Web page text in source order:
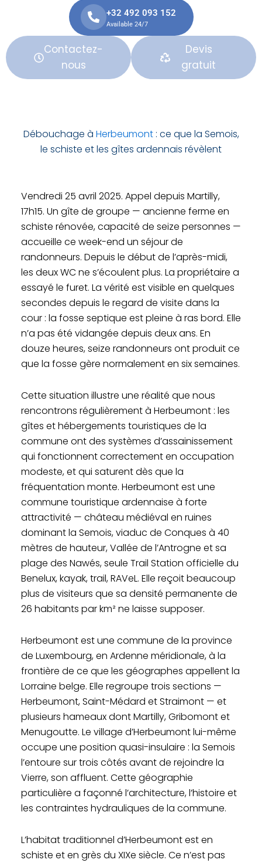
+32 492 093 152
Available 24/7
Contactez-
nous
Devis
gratuit
Débouchage à Herbeumont: ce que la Semois,
le schiste et les gîtes ardennais révèlent
Vendredi 25 avril 2025. Appel depuis Martilly,
17h15. Un gîte de groupe — ancienne ferme en
schiste rénovée, capacité de seize personnes —
accueille ce week-end un séjour de
randonneurs. Depuis le début de l’après-midi,
les deux WC ne s’écoulent plus. La propriétaire a
essayé le furet. La vérité est visible en quelques
secondes depuis le regard de visite dans la
cour : la fosse septique est pleine à ras bord. Elle
n’a pas été vidangée depuis deux ans. En
douze heures, seize randonneurs ont produit ce
que la fosse gère normalement en six semaines.
Cette situation illustre une réalité que nous
rencontrons régulièrement à Herbeumont : les
gîtes et hébergements touristiques de la
commune ont des systèmes d’assainissement
qui fonctionnent correctement en occupation
modeste, et qui saturent dès que la
fréquentation monte. Herbeumont est une
commune touristique ardennaise à forte
attractivité — château médiéval en ruines
dominant la Semois, viaduc de Conques à 40
mètres de hauteur, Vallée de l’Antrogne et sa
plage des Nawés, seule Trail Station officielle du
Benelux, kayak, trail, RAVeL. Elle reçoit beaucoup
plus de visiteurs que sa densité permanente de
26 habitants par km² ne laisse supposer.
Herbeumont est une commune de la province
de Luxembourg, en Ardenne méridionale, à la
frontière de ce que les géographes appellent la
Lorraine belge. Elle regroupe trois sections —
Herbeumont, Saint-Médard et Straimont — et
plusieurs hameaux dont Martilly, Gribomont et
Menugoutte. Le village d’Herbeumont lui-même
occupe une position quasi-insulaire : la Semois
l’entoure sur trois côtés avant de rejoindre la
Vierre, son affluent. Cette géographie
particulière a façonné l’architecture, l’histoire et
les contraintes hydrauliques de la commune.
L’habitat traditionnel d’Herbeumont est en
schiste et en grès du XIXe siècle. Ce n’est pas